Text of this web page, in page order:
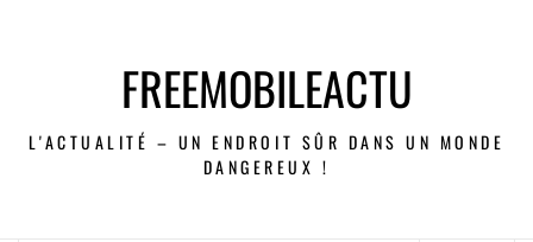
FREEMOBILEACTU
L'ACTUALITÉ – UN ENDROIT SÛR DANS UN MONDE
DANGEREUX !